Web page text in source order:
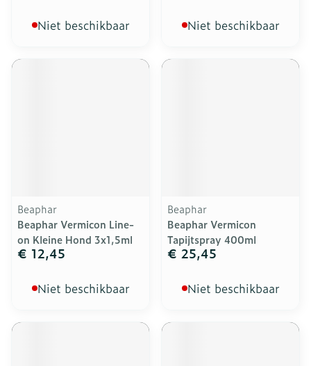
Niet beschikbaar Niet beschikbaar
Beaphar
Beaphar Vermicon Line-
on Kleine Hond 3x1,5ml
€ 12,45
Niet beschikbaar
Beaphar
Beaphar Vermicon
Tapijtspray 400ml
€ 25,45
Niet beschikbaar